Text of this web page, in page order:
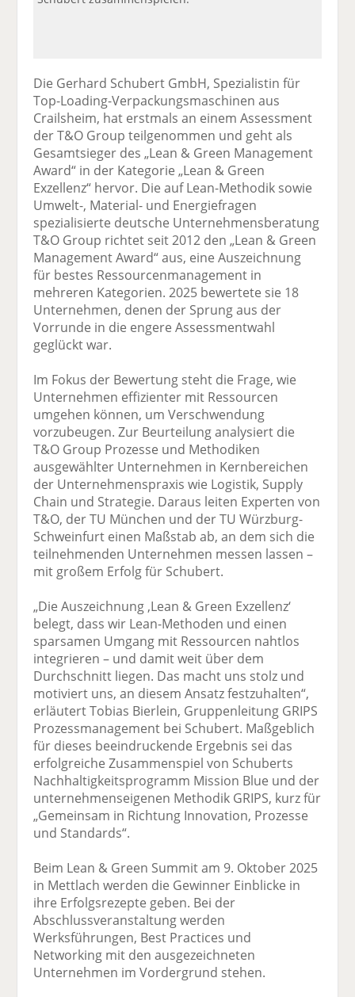
Die Gerhard Schubert GmbH, Spezialistin für
Top-Loading-Verpackungsmaschinen aus
Crailsheim, hat erstmals an einem Assessment
der T&O Group teilgenommen und geht als
Gesamtsieger des „Lean & Green Management
Award“ in der Kategorie „Lean & Green
Exzellenz“ hervor. Die auf Lean-Methodik sowie
Umwelt-, Material- und Energiefragen
spezialisierte deutsche Unternehmensberatung
T&O Group richtet seit 2012 den „Lean & Green
Management Award“ aus, eine Auszeichnung
für bestes Ressourcenmanagement in
mehreren Kategorien. 2025 bewertete sie 18
Unternehmen, denen der Sprung aus der
Vorrunde in die engere Assessmentwahl
geglückt war.
Im Fokus der Bewertung steht die Frage, wie
Unternehmen effizienter mit Ressourcen
umgehen können, um Verschwendung
vorzubeugen. Zur Beurteilung analysiert die
T&O Group Prozesse und Methodiken
ausgewählter Unternehmen in Kernbereichen
der Unternehmenspraxis wie Logistik, Supply
Chain und Strategie. Daraus leiten Experten von
T&O, der TU München und der TU Würzburg-
Schweinfurt einen Maßstab ab, an dem sich die
teilnehmenden Unternehmen messen lassen –
mit großem Erfolg für Schubert.
„Die Auszeichnung ‚Lean & Green Exzellenz‘
belegt, dass wir Lean-Methoden und einen
sparsamen Umgang mit Ressourcen nahtlos
integrieren – und damit weit über dem
Durchschnitt liegen. Das macht uns stolz und
motiviert uns, an diesem Ansatz festzuhalten“,
erläutert Tobias Bierlein, Gruppenleitung GRIPS
Prozessmanagement bei Schubert. Maßgeblich
für dieses beeindruckende Ergebnis sei das
erfolgreiche Zusammenspiel von Schuberts
Nachhaltigkeitsprogramm Mission Blue und der
unternehmenseigenen Methodik GRIPS, kurz für
„Gemeinsam in Richtung Innovation, Prozesse
und Standards“.
Beim Lean & Green Summit am 9. Oktober 2025
in Mettlach werden die Gewinner Einblicke in
ihre Erfolgsrezepte geben. Bei der
Abschlussveranstaltung werden
Werksführungen, Best Practices und
Networking mit den ausgezeichneten
Unternehmen im Vordergrund stehen.